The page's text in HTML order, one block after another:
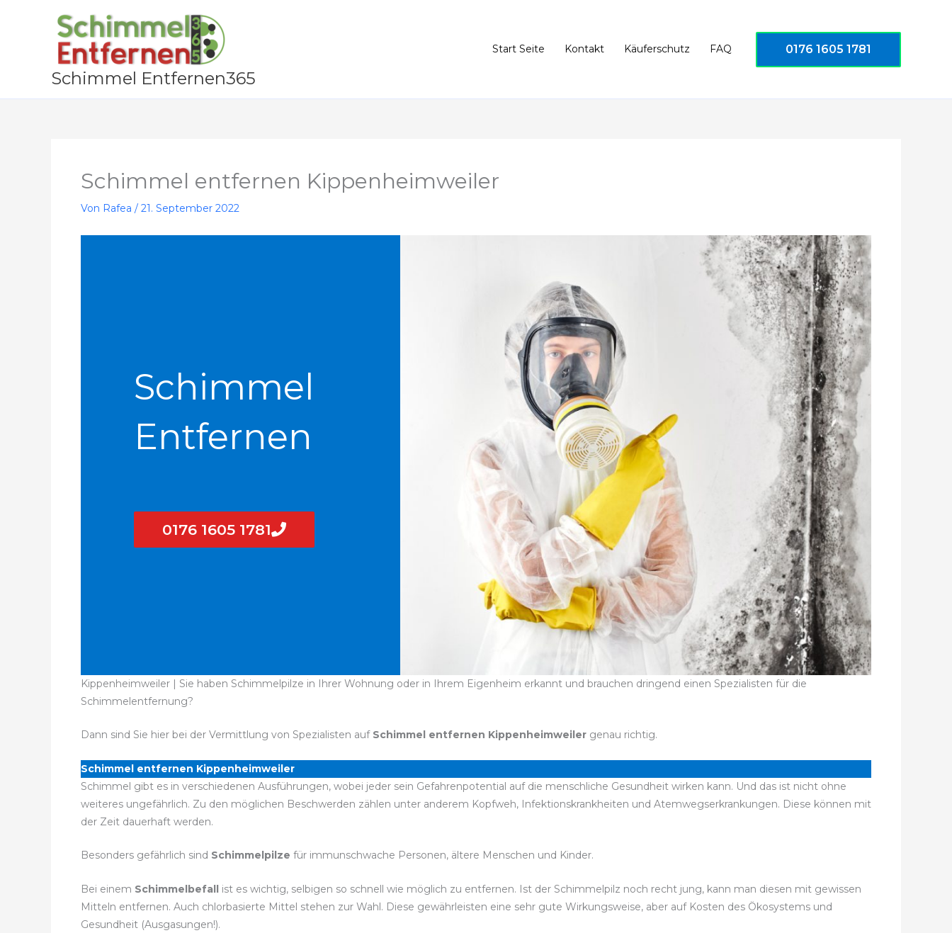
Schimmel Entfernen365
Start Seite Kontakt Käuferschutz FAQ 0176 1605 1781
Schimmel entfernen Kippenheimweiler
Von Rafea / 21. September 2022
Schimmel
Entfernen
0176 1605 1781
Kippenheimweiler | Sie haben Schimmelpilze in Ihrer Wohnung oder in Ihrem Eigenheim erkannt und brauchen dringend einen Spezialisten für die
Schimmelentfernung?
Dann sind Sie hier bei der Vermittlung von Spezialisten auf Schimmel entfernen Kippenheimweiler genau richtig.
Schimmel entfernen Kippenheimweiler
Schimmel gibt es in verschiedenen Ausführungen, wobei jeder sein Gefahrenpotential auf die menschliche Gesundheit wirken kann. Und das ist nicht ohne
weiteres ungefährlich. Zu den möglichen Beschwerden zählen unter anderem Kopfweh, Infektionskrankheiten und Atemwegserkrankungen. Diese können mit
der Zeit dauerhaft werden.
Besonders gefährlich sind Schimmelpilze für immunschwache Personen, ältere Menschen und Kinder.
Bei einem Schimmelbefall ist es wichtig, selbigen so schnell wie möglich zu entfernen. Ist der Schimmelpilz noch recht jung, kann man diesen mit gewissen
Mitteln entfernen. Auch chlorbasierte Mittel stehen zur Wahl. Diese gewährleisten eine sehr gute Wirkungsweise, aber auf Kosten des Ökosystems und
Gesundheit (Ausgasungen!).